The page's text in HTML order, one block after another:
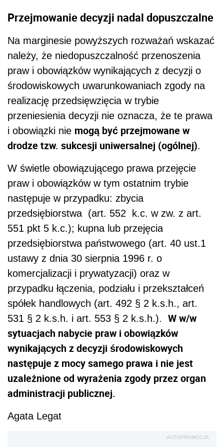
Przejmowanie decyzji nadal dopuszczalne
Na marginesie powyższych rozważań wskazać
należy, że niedopuszczalność przenoszenia
praw i obowiązków wynikających z decyzji o
środowiskowych uwarunkowaniach zgody na
realizację przedsięwzięcia w trybie
przeniesienia decyzji nie oznacza, że te prawa
i obowiązki nie mogą być przejmowane w
drodze tzw. sukcesji uniwersalnej (ogólnej).
W świetle obowiązującego prawa przejęcie
praw i obowiązków w tym ostatnim trybie
następuje w przypadku: zbycia
przedsiębiorstwa (art. 552 k.c. w zw. z art.
551 pkt 5 k.c.); kupna lub przejęcia
przedsiębiorstwa państwowego (art. 40 ust.1
ustawy z dnia 30 sierpnia 1996 r. o
komercjalizacji i prywatyzacji) oraz w
przypadku łączenia, podziału i przekształceń
spółek handlowych (art. 492 § 2 k.s.h., art.
531 § 2 k.s.h. i art. 553 § 2 k.s.h.). W w/w
sytuacjach nabycie praw i obowiązków
wynikających z decyzji środowiskowych
następuje z mocy samego prawa i nie jest
uzależnione od wyrażenia zgody przez organ
administracji publicznej.
Agata Legat
AUTOPROMOCJA